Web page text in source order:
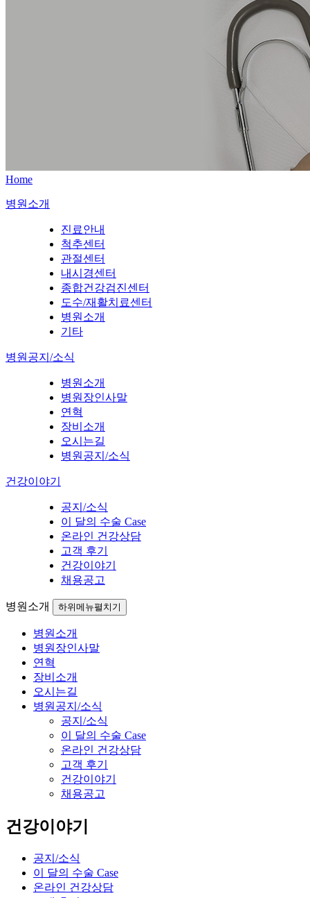
Home
병원소개
진료안내
척추센터
관절센터
내시경센터
종합건강검진센터
도수/재활치료센터
병원소개
기타
병원공지/소식
병원소개
병원장인사말
연혁
장비소개
오시는길
병원공지/소식
건강이야기
공지/소식
이 달의 수술 Case
온라인 건강상담
고객 후기
건강이야기
채용공고
병원소개 하위메뉴펼치기
병원소개
병원장인사말
연혁
장비소개
오시는길
병원공지/소식
공지/소식
이 달의 수술 Case
온라인 건강상담
고객 후기
건강이야기
채용공고
건강이야기
공지/소식
이 달의 수술 Case
온라인 건강상담